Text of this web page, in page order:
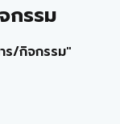
กรรม
ร/กิจกรรม"